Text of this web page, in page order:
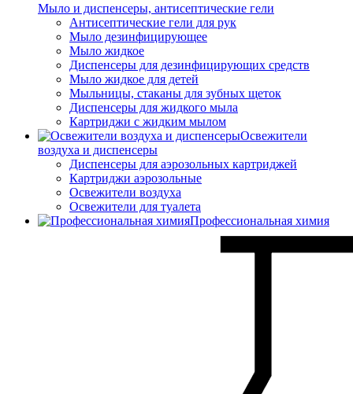
Мыло и диспенсеры, антисептические гели
Антисептические гели для рук
Мыло дезинфицирующее
Мыло жидкое
Диспенсеры для дезинфицирующих средств
Мыло жидкое для детей
Мыльницы, стаканы для зубных щеток
Диспенсеры для жидкого мыла
Картриджи с жидким мылом
Освежители
воздуха и диспенсеры
Диспенсеры для аэрозольных картриджей
Картриджи аэрозольные
Освежители воздуха
Освежители для туалета
Профессиональная химия